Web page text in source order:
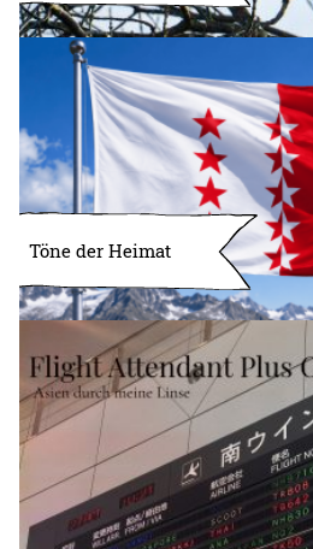
Töne der Heimat